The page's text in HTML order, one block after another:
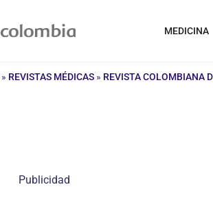
MEDICINA
» REVISTAS MÉDICAS » REVISTA COLOMBIANA
Publicidad